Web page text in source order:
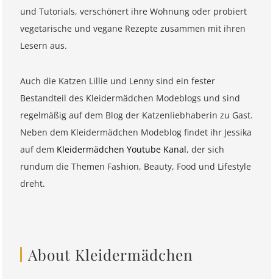
und Tutorials, verschönert ihre Wohnung oder probiert
vegetarische und vegane Rezepte zusammen mit ihren
Lesern aus.
Auch die Katzen Lillie und Lenny sind ein fester
Bestandteil des Kleidermädchen Modeblogs und sind
regelmäßig auf dem Blog der Katzenliebhaberin zu Gast.
Neben dem Kleidermädchen Modeblog findet ihr Jessika
auf dem Kleidermädchen Youtube Kanal, der sich
rundum die Themen Fashion, Beauty, Food und Lifestyle
dreht.
About Kleidermädchen